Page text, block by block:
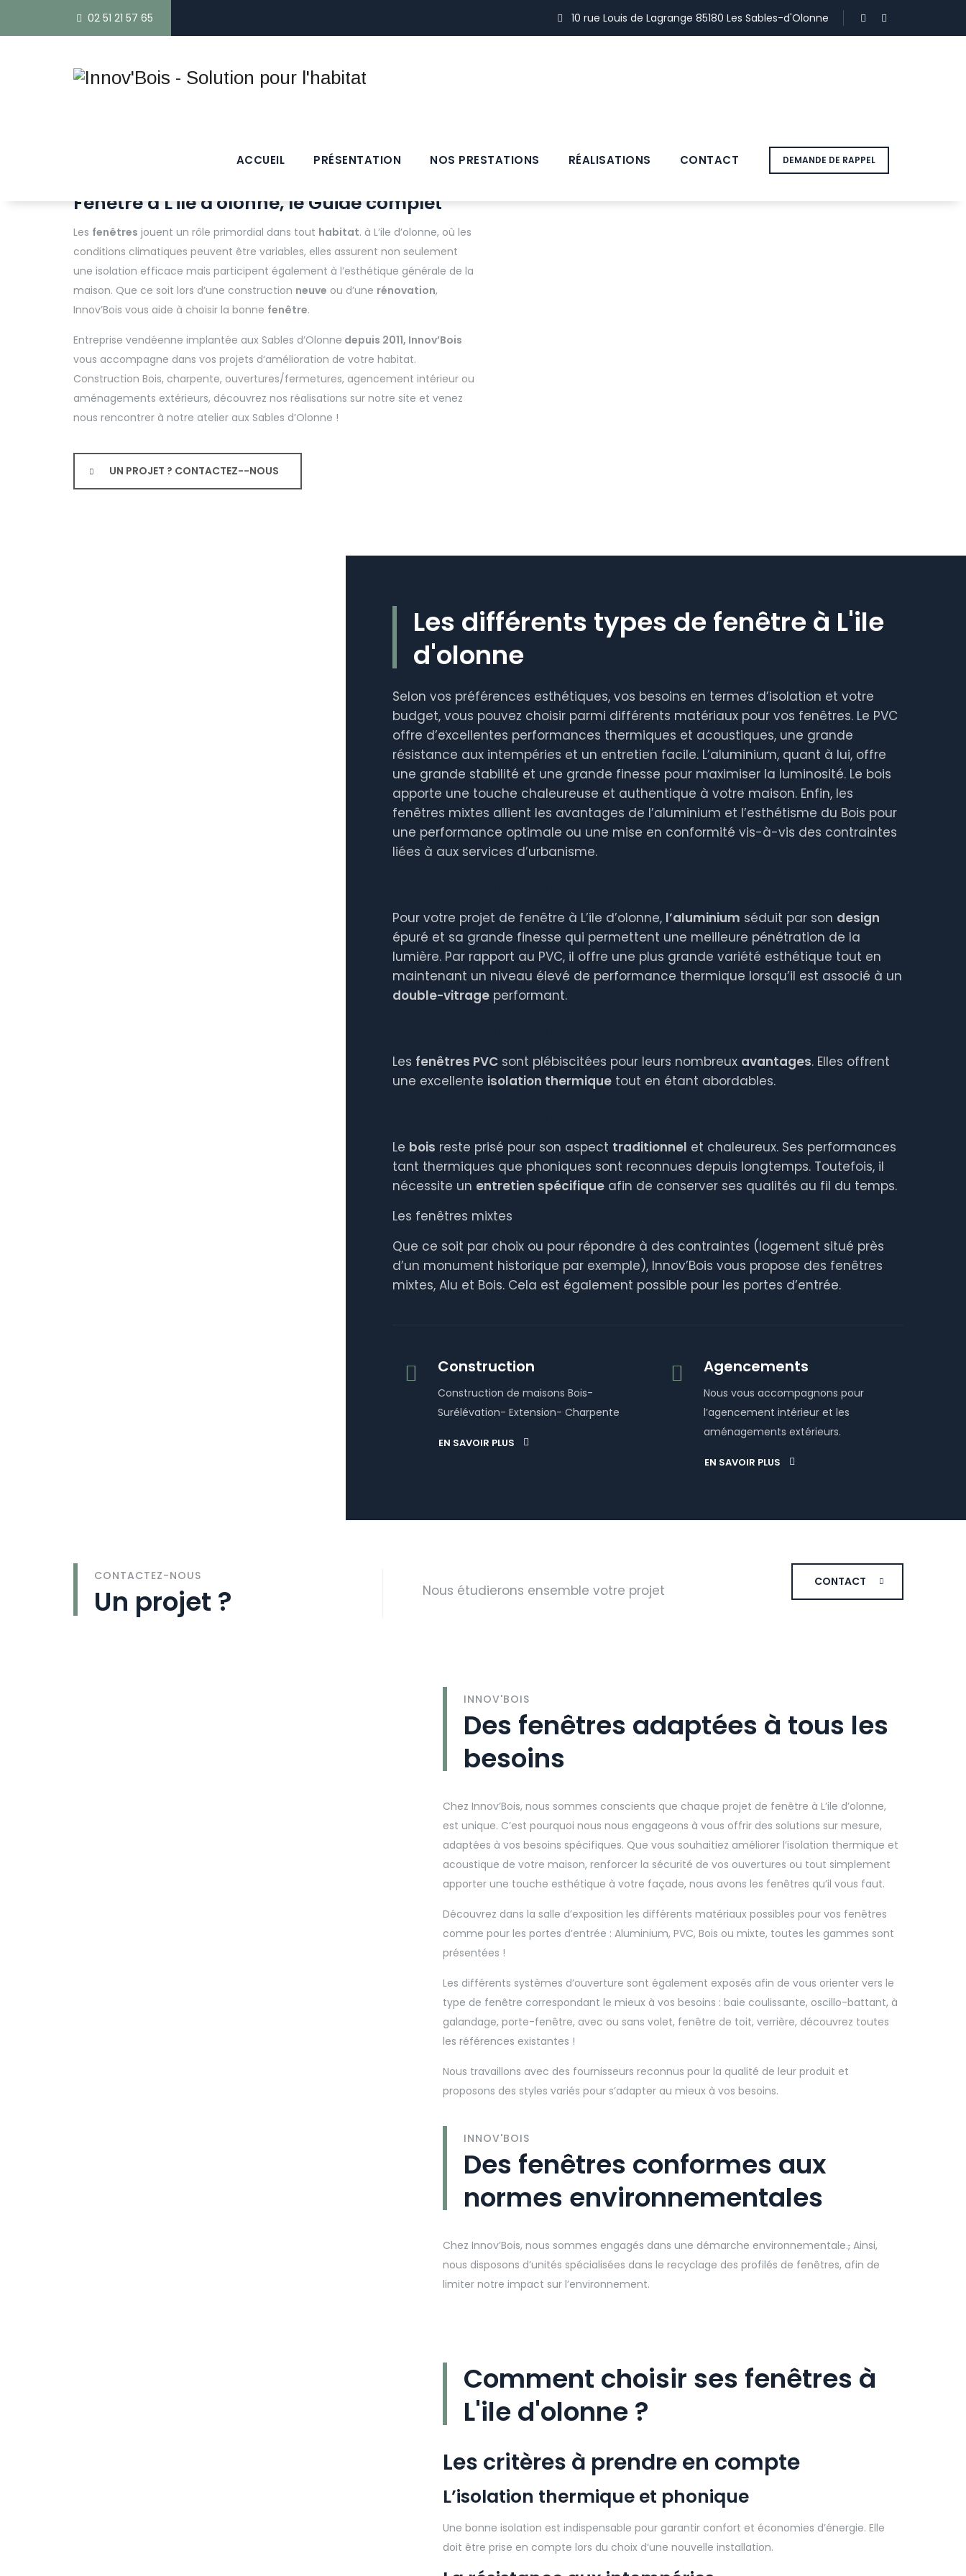
02 51 21 57 65 10 rue Louis de Lagrange 85180 Les Sables-d'Olonne
DEMANDE DE RAPPEL
ACCUEIL PRÉSENTATION NOS PRESTATIONS RÉALISATIONS CONTACT
Fenêtre à L'ile d'olonne, le Guide complet
Les fenêtres jouent un rôle primordial dans tout habitat. à L’ile d’olonne, où les
conditions climatiques peuvent être variables, elles assurent non seulement
une isolation efficace mais participent également à l’esthétique générale de la
maison. Que ce soit lors d’une construction neuve ou d’une rénovation,
Innov’Bois vous aide à choisir la bonne fenêtre.
Entreprise vendéenne implantée aux Sables d’Olonne depuis 2011, Innov’Bois
vous accompagne dans vos projets d’amélioration de votre habitat.
Construction Bois, charpente, ouvertures/fermetures, agencement intérieur ou
aménagements extérieurs, découvrez nos réalisations sur notre site et venez
nous rencontrer à notre atelier aux Sables d’Olonne !
UN PROJET ? CONTACTEZ--NOUS
Les différents types de fenêtre à L'ile
d'olonne
Selon vos préférences esthétiques, vos besoins en termes d’isolation et votre
budget, vous pouvez choisir parmi différents matériaux pour vos fenêtres. Le PVC
offre d’excellentes performances thermiques et acoustiques, une grande
résistance aux intempéries et un entretien facile. L’aluminium, quant à lui, offre
une grande stabilité et une grande finesse pour maximiser la luminosité. Le bois
apporte une touche chaleureuse et authentique à votre maison. Enfin, les
fenêtres mixtes allient les avantages de l’aluminium et l’esthétisme du Bois pour
une performance optimale ou une mise en conformité vis-à-vis des contraintes
liées à aux services d’urbanisme.
Pour votre projet de fenêtre à L’ile d’olonne, l’aluminium séduit par son design
épuré et sa grande finesse qui permettent une meilleure pénétration de la
lumière. Par rapport au PVC, il offre une plus grande variété esthétique tout en
maintenant un niveau élevé de performance thermique lorsqu’il est associé à un
double-vitrageperformant.
Les fenêtres PVCsont plébiscitées pour leurs nombreux avantages. Elles offrent
une excellente isolation thermiquetout en étant abordables.
Le bois reste prisé pour son aspect traditionnel et chaleureux. Ses performances
tant thermiques que phoniques sont reconnues depuis longtemps. Toutefois, il
nécessite un entretien spécifiqueafin de conserver ses qualités au fil du temps.
Les fenêtres mixtes
Que ce soit par choix ou pour répondre à des contraintes (logement situé près
d’un monument historique par exemple), Innov’Bois vous propose des fenêtres
mixtes, Alu et Bois. Cela est également possible pour les portes d’entrée.
Construction
Construction de maisons Bois-
Surélévation- Extension- Charpente
EN SAVOIR PLUS
Agencements
Nous vous accompagnons pour
l’agencement intérieur et les
aménagements extérieurs.
EN SAVOIR PLUS
CONTACTEZ-NOUS
Un projet ? Nous étudierons ensemble votre projet
CONTACT
INNOV'BOIS
Des fenêtres adaptées à tous les
besoins
Chez Innov’Bois, nous sommes conscients que chaque projet de fenêtre à L’ile d’olonne,
est unique. C’est pourquoi nous nous engageons à vous offrir des solutions sur mesure,
adaptées à vos besoins spécifiques. Que vous souhaitiez améliorer l’isolation thermique et
acoustique de votre maison, renforcer la sécurité de vos ouvertures ou tout simplement
apporter une touche esthétique à votre façade, nous avons les fenêtres qu’il vous faut.
Découvrez dans la salle d’exposition les différents matériaux possibles pour vos fenêtres
comme pour les portes d’entrée : Aluminium, PVC, Bois ou mixte, toutes les gammes sont
présentées !
Les différents systèmes d’ouverture sont également exposés afin de vous orienter vers le
type de fenêtre correspondant le mieux à vos besoins : baie coulissante, oscillo-battant, à
galandage, porte-fenêtre, avec ou sans volet, fenêtre de toit, verrière, découvrez toutes
les références existantes !
Nous travaillons avec des fournisseurs reconnus pour la qualité de leur produit et
proposons des styles variés pour s’adapter au mieux à vos besoins.
INNOV'BOIS
Des fenêtres conformes aux
normes environnementales
Chez Innov’Bois, nous sommes engagés dans une démarche environnementale.,Ainsi,
nous disposons d’unités spécialisées dans le recyclage des profilés de fenêtres, afin de
limiter notre impact sur l’environnement.
Comment choisir ses fenêtres à
L'ile d'olonne ?
Les critères à prendre en compte
L’isolation thermique et phonique
Une bonne isolation est indispensable pour garantir confort et économies d’énergie. Elle
doit être prise en compte lors du choix d’une nouvelle installation.